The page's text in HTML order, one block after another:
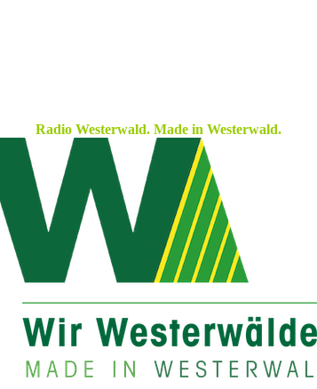
Radio Westerwald. Made in Westerwald.